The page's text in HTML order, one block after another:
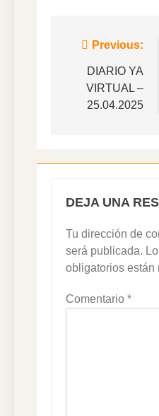
Navegación
entradas
Previous:
DIARIO YA
VIRTUAL –
25.04.2025
DEJA UNA
Tu dirección de
será publicada.
obligatorios están
Comentario *